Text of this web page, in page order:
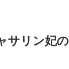
サリン妃の